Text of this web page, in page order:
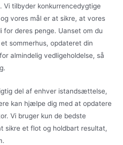
Vi tilbyder konkurrencedygtige
vores mål er at sikre, at vores
deres penge. Uanset om du
sommerhus, opdateret din
almindelig vedligeholdelse, så
del af enhver istandsættelse,
kan hjælpe dig med at opdatere
Vi bruger kun de bedste
sikre et flot og holdbart resultat,